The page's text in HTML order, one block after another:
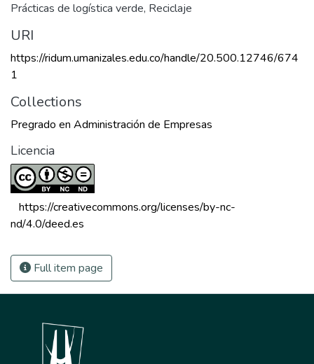
Prácticas de logística verde, Reciclaje
URI
https://ridum.umanizales.edu.co/handle/20.500.12746/674
1
Collections
Pregrado en Administración de Empresas
Licencia
https://creativecommons.org/licenses/by-nc-
nd/4.0/deed.es
Full item page